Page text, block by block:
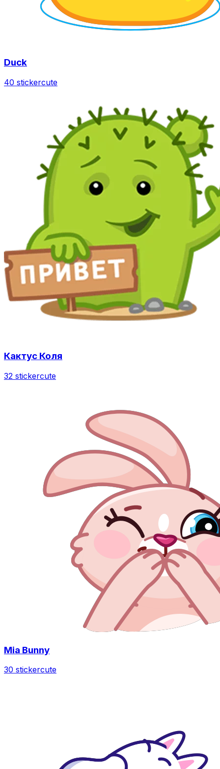
Duck
40 stickercute
Кактус Коля
32 stickercute
Mia Bunny
30 stickercute